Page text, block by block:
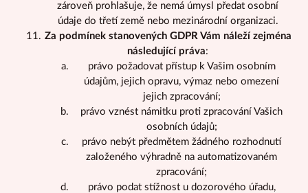
zároveň prohlašuje, že nemá úmysl předat osobní
údaje do třetí země nebo mezinárodní organizaci.
Za podmínek stanovených GDPR Vám náleží zejména
následující práva:
právo požadovat přístup k Vašim osobním
údajům, jejich opravu, výmaz nebo omezení
jejich zpracování;
právo vznést námitku proti zpracování Vašich
osobních údajů;
právo nebýt předmětem žádného rozhodnutí
založeného výhradně na automatizovaném
zpracování;
právo podat stížnost u dozorového úřadu,